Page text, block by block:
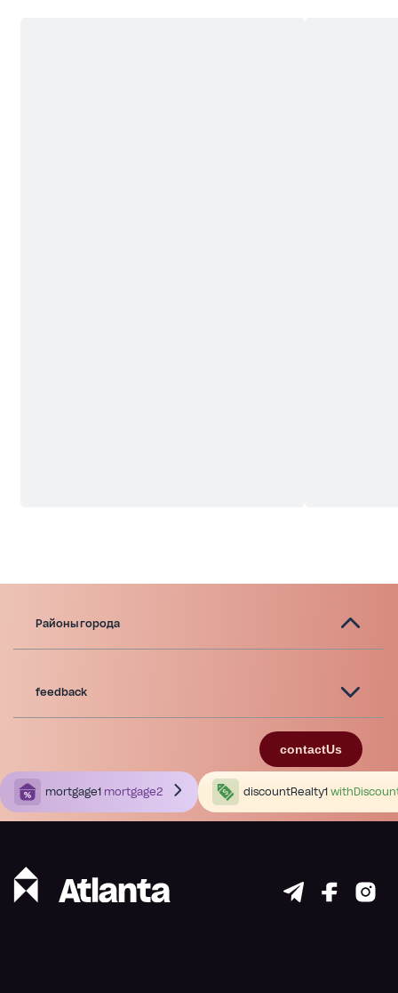
Районы города
feedback
contactUs
mortgage1 mortgage2 discountRealty1